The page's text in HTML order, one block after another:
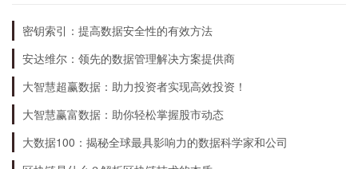
如何把握A股市场的机遇？
把握A股市场的机遇需要具备一定的投资知识和技
巧。首先，投资者需要了解市场的基本面和技术
面，选择具备潜力的投资标的。其次，投资者需要
密钥索引：提高数据安全性的有效方法
安达维尔：领先的数据管理解决方案提供商
大智慧超赢数据：助力投资者实现高效投资！
大智慧赢富数据：助你轻松掌握股市动态
大数据100：揭秘全球最具影响力的数据科学家和公司